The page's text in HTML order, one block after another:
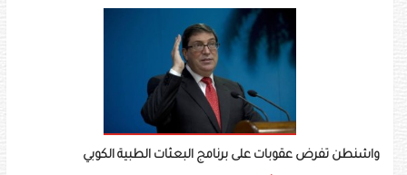
واشنطن تفرض عقوبات على برنامج البعثات الطبية الكوبي